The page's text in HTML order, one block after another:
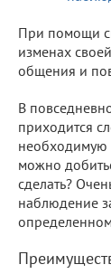
При помощи
изменах
общения и
В
приходится
необходимую
можно
сделать?
наблюдение